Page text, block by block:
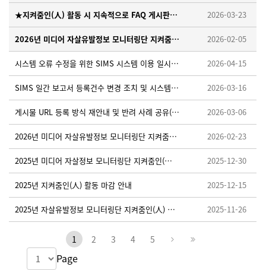
★지켜줌인(人) 활동 시 지속적으로 FAQ 게시판을 확인해 주세요! 2026-03-23
2026년 미디어 자살유발정보 모니터링단 지켜줌인(人) 모집 안내 2026-02-05
시스템 오류 수정을 위한 SIMS 시스템 이용 일시중단 안내 ※ 26. 4. 15. (수) 18:00~18:10 2026-04-15
SIMS 일간 보고서 등록건수 변경 조치 및 시스템 적용을 위한 임시 중단 안내 ※26.3.19.(목) 오후 18:00~18:30 2026-03-16
게시물 URL 등록 방식 재안내 및 반려 사례 공유(필독) 2026-03-06
2026년 미디어 자살유발정보 모니터링단 지켜줌인(人) 활동가이드 업로드 안내 2026-02-23
2025년 미디어 자살정보 모니터링단 지켜줌인(人) 우수활동자 선정 안내 2025-12-30
2025년 지켜줌인(人) 활동 마감 안내 2025-12-15
2025년 자살유발정보 모니터링단 지켜줌인(人) 추가 모집 안내 2025-11-26
1 2 3 4 5
Page